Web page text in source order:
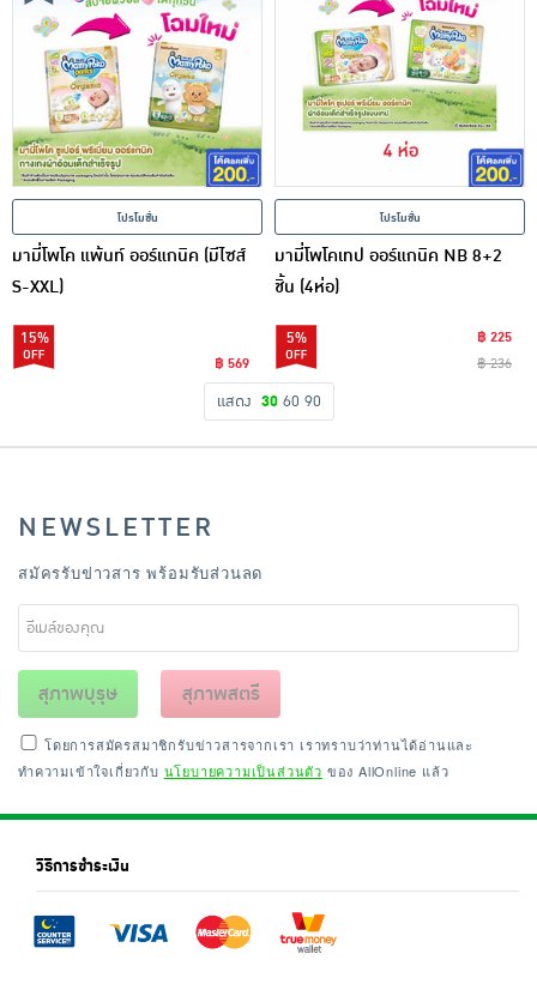
อาหารสด ผัก ผลไม้และเบเกอรี่
โปรโมชั่น
มามี่โพโค แพ้นท์ ออร์แกนิค (มีไซส์
S-XXL)
15%
฿ 569
โปรโมชั่น
มามี่โพโคเทป ออร์แกนิค NB 8+2
ชิ้น (4ห่อ)
5%
฿ 225
฿ 236
แสดง 30 60 90
NEWSLETTER
สมัครรับข่าวสาร พร้อมรับส่วนลด
สุภาพบุรุษ สุภาพสตรี
โดยการสมัครสมาชิกรับข่าวสารจากเรา เราทราบว่าท่านได้อ่านและ
ทำความเข้าใจเกี่ยวกับ นโยบายความเป็นส่วนตัว ของ AllOnline แล้ว
วิธีการชำระเงิน